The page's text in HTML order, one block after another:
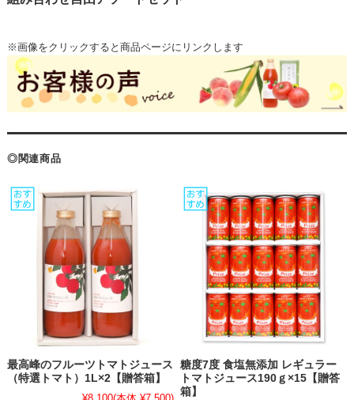
※画像をクリックすると商品ページにリンクします
◎関連商品
最高峰のフルーツトマトジュース
（特選トマト）1L×2【贈答箱】
糖度7度 食塩無添加 レギュラー
トマトジュース190ｇ×15【贈答
箱】